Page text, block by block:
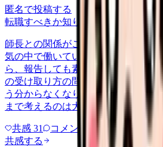
匿名で投稿する
転職すべきか知りたい
ningen-kankei
師長との関係がこじれてしまい、何
気の中で働いています。一度ボタン
ら、報告しても素っ気なく、相談も
の受け取り方の問題なのか、本当に
う分からなくなりました。 この一
まで考えるのは大げさかとも思う…
共感 31 コメント
共感する